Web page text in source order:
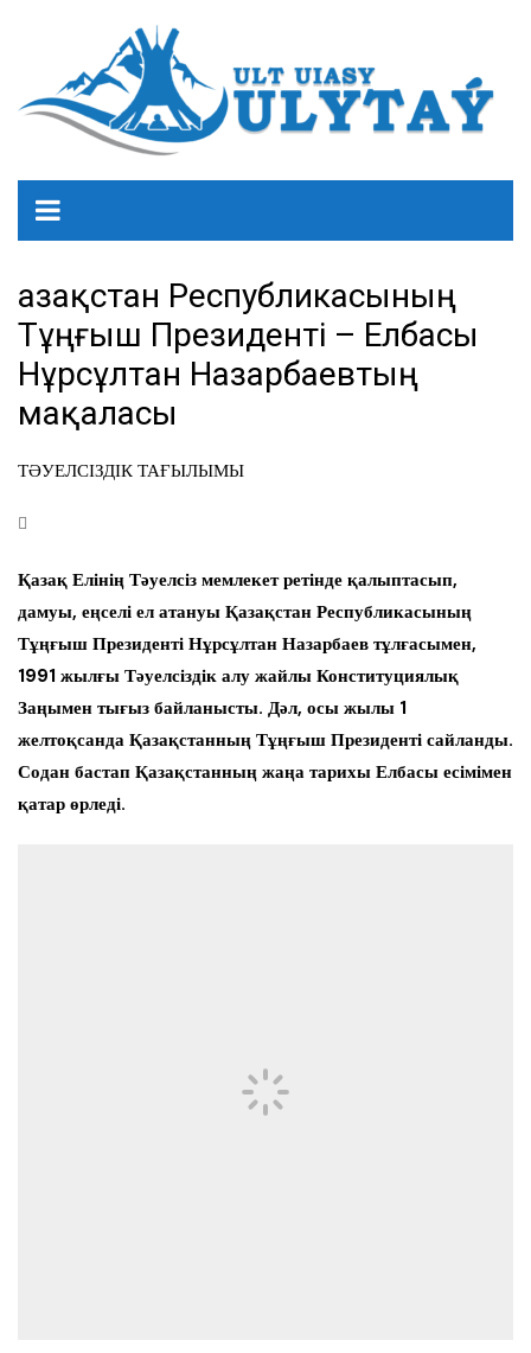
Қазақстан Республикасының
Тұңғыш Президенті – Елбасы
Нұрсұлтан Назарбаевтың
мақаласы
ТӘУЕЛСІЗДІК ТАҒЫЛЫМЫ
Қазақ Елінің Тәуелсіз мемлекетретінде қалыптасып,
дамуы, еңселі ел атануы Қазақстан Республикасының
Тұңғыш Президенті Нұрсұлтан Назарбаев тұлғасымен,
1991 жылғы Тәуелсіздік алу жайлы Конституциялық
Заңымен тығыз байланысты. Дәл, осы жылы 1
желтоқсанда Қазақстанның Тұңғыш Президенті сайланды.
Содан бастап Қазақстанның жаңа тарихы Елбасы есімімен
қатар өрледі.